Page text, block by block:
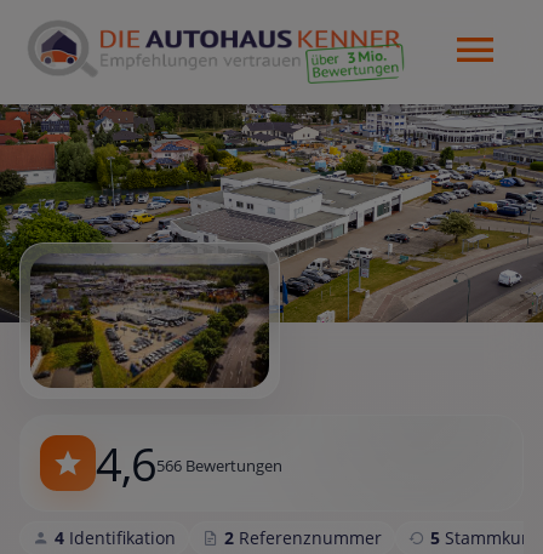
4,6566 Bewertungen
4 Identifikation 2 Referenznummer 5